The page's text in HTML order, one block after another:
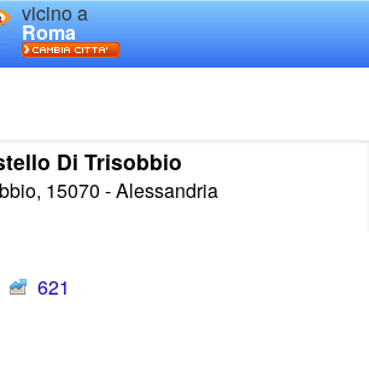
vicino a
Roma
Di Trisobbio
15070 - Alessandria
621